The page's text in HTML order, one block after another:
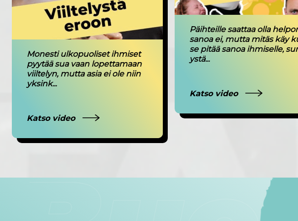
Monesti ulkopuoliset ihmiset
pyytää sua vaan lopettamaan
viiltelyn, mutta asia ei ole niin
yksink...
Katso video
Päihteille saattaa olla
sanoa ei, mutta mitäs käy
se pitää sanoa ihmiselle,
ystä...
Katso video